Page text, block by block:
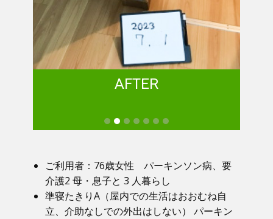
AFTER
ご利用者：​76歳女性 パーキンソン病、要
介護2 母・息子と 3 人暮らし
準寝たきりA（屋内での生活はおおむね自
立、介助なしでの外出はしない） パーキン